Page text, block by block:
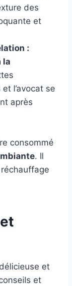
des
et
:
la
l’avocat se
après
consommé
. Il
et
et